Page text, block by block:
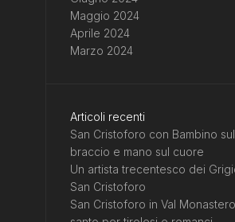
Maggio 2024
Aprile 2024
Marzo 2024
Articoli recenti
San Cristoforo con Bambino sul
braccio e mano sul cuore
Un artista trecentesco dei
San Cristoforo
San Cristoforo in Val